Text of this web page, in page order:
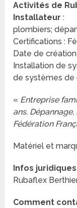
Activités de
Installateur :
plombiers;
Certifications :
Date de
Installation de
de systèmes de
« Entreprise
ans.
Fédération
Matériel et
Infos
Rubaflex
Comment